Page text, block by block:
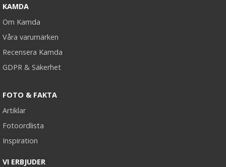
KAMDA
Om Kamda
Våra varumärken
Recensera Kamda
GDPR & Säkerhet
FOTO & FAKTA
Artiklar
Fotoordlista
Inspiration
VI ERBJUDER